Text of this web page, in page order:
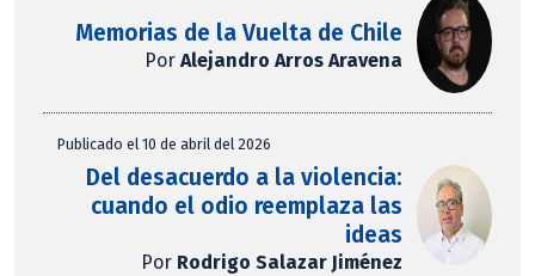
Memorias de la Vuelta de Chile
PorAlejandro Arros Aravena
Publicado el 10 de abril del 2026
Del desacuerdo a la violencia:
cuando el odio reemplaza las
ideas
Por Rodrigo Salazar Jiménez